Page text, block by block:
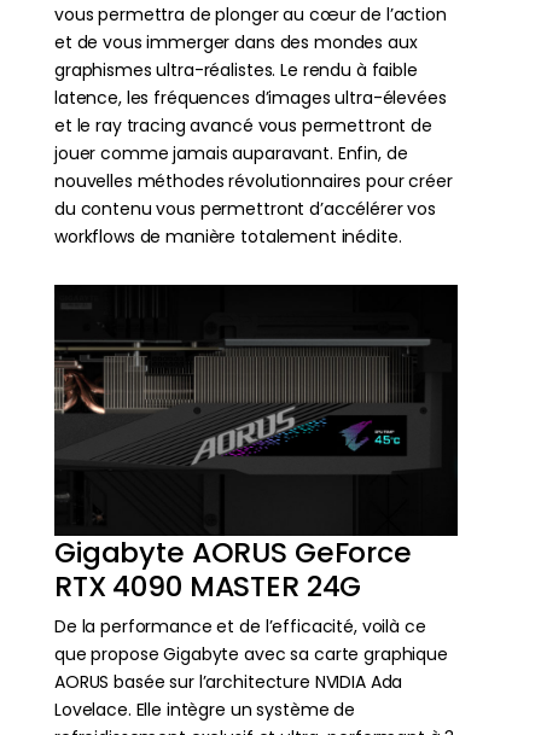
vous permettra de plonger au cœur de l’action
et de vous immerger dans des mondes aux
graphismes ultra-réalistes. Le rendu à faible
latence, les fréquences d’images ultra-élevées
et le ray tracing avancé vous permettront de
jouer comme jamais auparavant. Enfin, de
nouvelles méthodes révolutionnaires pour créer
du contenu vous permettront d’accélérer vos
workflows de manière totalement inédite.
Gigabyte AORUS GeForce
RTX 4090 MASTER 24G
De la performance et de l’efficacité, voilà ce
que propose Gigabyte avec sa carte graphique
AORUS basée sur l’architecture NVIDIA Ada
Lovelace. Elle intègre un système de